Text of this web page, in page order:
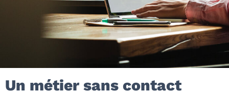
Un métier sans contact